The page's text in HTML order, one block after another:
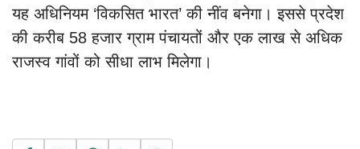
यह अधिनियम ‘विकसित भारत’ की नींव बनेगा। इससे प्रदेश
की करीब 58 हजार ग्राम पंचायतों और एक लाख से अधिक
राजस्व गांवों को सीधा लाभ मिलेगा।